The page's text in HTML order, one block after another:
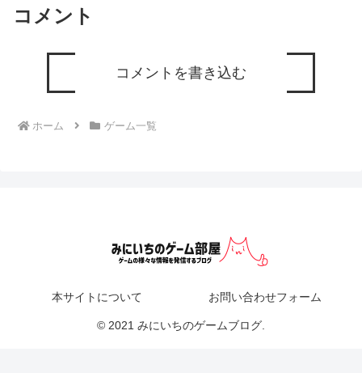
コメント
コメントを書き込む
ホーム ゲーム一覧
本サイトについて お問い合わせフォーム
© 2021 みにいちのゲームブログ.